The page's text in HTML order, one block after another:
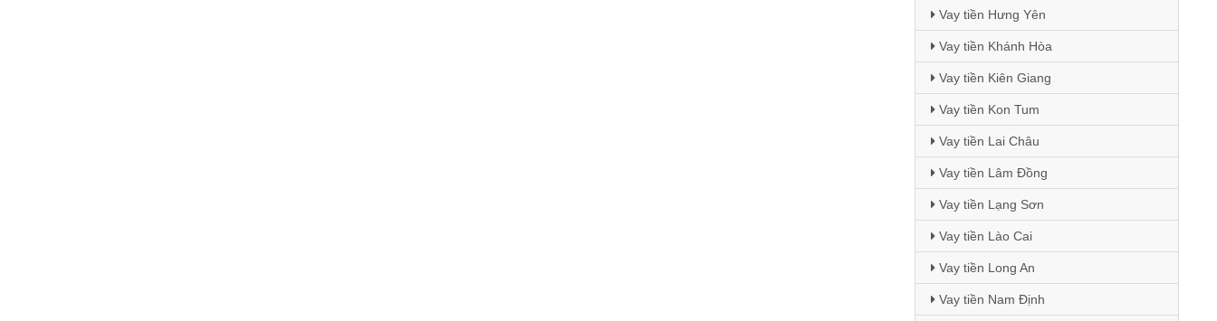
Vay tiền Hưng Yên
Vay tiền Khánh Hòa
Vay tiền Kiên Giang
Vay tiền Kon Tum
Vay tiền Lai Châu
Vay tiền Lâm Đồng
Vay tiền Lạng Sơn
Vay tiền Lào Cai
Vay tiền Long An
Vay tiền Nam Định